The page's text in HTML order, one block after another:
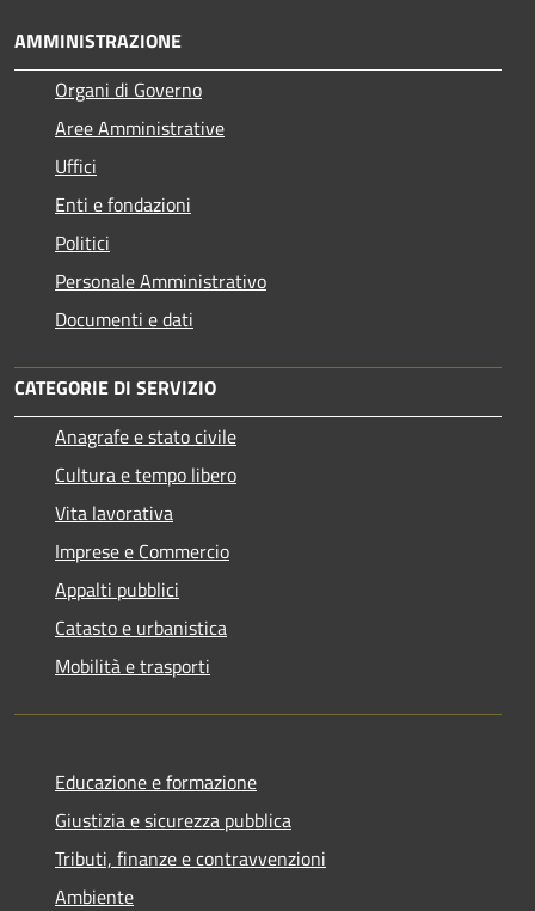
AMMINISTRAZIONE
Organi di Governo
Aree Amministrative
Uffici
Enti e fondazioni
Politici
Personale Amministrativo
Documenti e dati
CATEGORIE DI SERVIZIO
Anagrafe e stato civile
Cultura e tempo libero
Vita lavorativa
Imprese e Commercio
Appalti pubblici
Catasto e urbanistica
Mobilità e trasporti
Educazione e formazione
Giustizia e sicurezza pubblica
Tributi, finanze e contravvenzioni
Ambiente